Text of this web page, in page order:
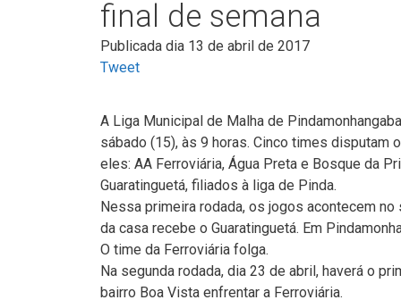
final de semana
Publicada dia 13 de abril de 2017
Tweet
A Liga Municipal de Malha de
sábado (15), às 9 horas. Cinco times disputam
eles: AA Ferroviária, Água Preta e Bosque da
Guaratinguetá, filiados à liga de Pinda.
Nessa primeira rodada, os jogos acontecem
da casa recebe o Guaratinguetá. Em
O time da Ferroviária folga.
Na segunda rodada, dia 23 de abril, haverá o
bairro Boa Vista enfrentar a Ferroviária.